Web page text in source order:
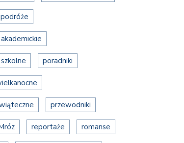
podróże
poradniki
przewodniki
reportaże romanse